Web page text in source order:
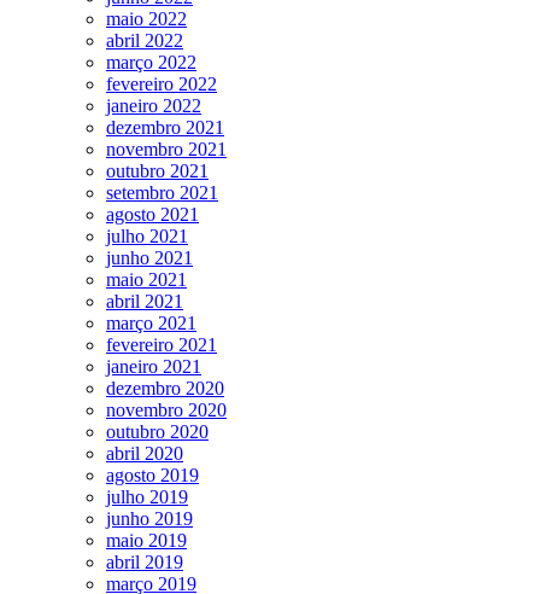
maio 2022
abril 2022
março 2022
fevereiro 2022
janeiro 2022
dezembro 2021
novembro 2021
outubro 2021
setembro 2021
agosto 2021
julho 2021
junho 2021
maio 2021
abril 2021
março 2021
fevereiro 2021
janeiro 2021
dezembro 2020
novembro 2020
outubro 2020
abril 2020
agosto 2019
julho 2019
junho 2019
maio 2019
abril 2019
março 2019